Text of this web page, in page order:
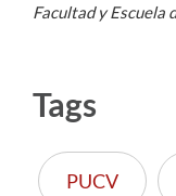
Facultad y Escuela
Tags
PUCV